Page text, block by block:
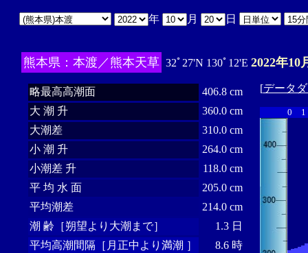
年 月 日
熊本県：本渡／熊本天草 32ﾟ27'N 130ﾟ12'E 2022年10
略最高高潮面
406.8 cm
大 潮 升
360.0 cm
大潮差
310.0 cm
小 潮 升
264.0 cm
小潮差 升
118.0 cm
平 均 水 面
205.0 cm
平均潮差
214.0 cm
潮 齢［朔望より大潮まで］
1.3 日
平均高潮間隔［月正中より満潮 ］
8.6 時
[データ
0 1